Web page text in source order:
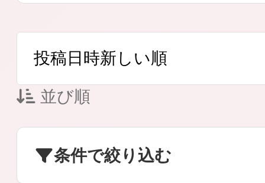
並び順
条件で絞り込む